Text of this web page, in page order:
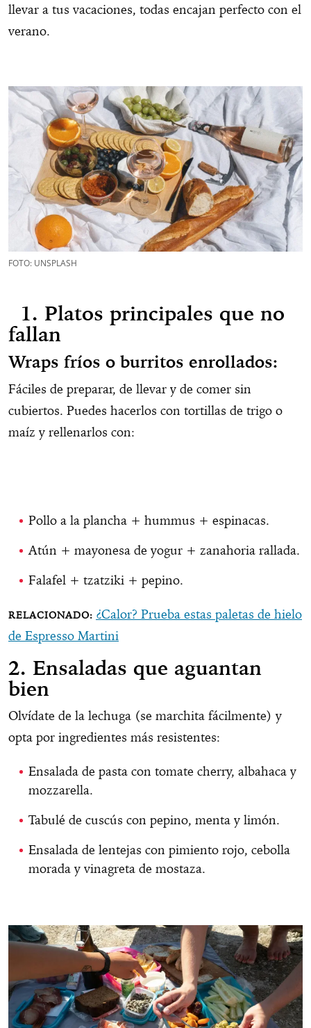
llevar a tus vacaciones, todas encajan perfecto con el
verano.
FOTO: UNSPLASH
1. Platos principales que no
fallan
Wraps fríos o burritos enrollados:
Fáciles de preparar, de llevar y de comer sin
cubiertos. Puedes hacerlos con tortillas de trigo o
maíz y rellenarlos con:
Pollo a la plancha + hummus + espinacas.
Atún + mayonesa de yogur + zanahoria rallada.
Falafel + tzatziki + pepino.
¿Calor? Prueba estas paletas de hielo
de Espresso Martini
2. Ensaladas que aguantan
bien
Olvídate de la lechuga (se marchita fácilmente) y
opta por ingredientes más resistentes:
Ensalada de pasta con tomate cherry, albahaca y
mozzarella.
Tabulé de cuscús con pepino, menta y limón.
Ensalada de lentejas con pimiento rojo, cebolla
morada y vinagreta de mostaza.